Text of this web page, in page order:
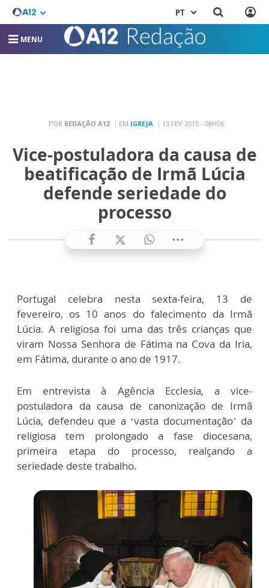
PT
MENU
POR REDAÇÃO A12 EM IGREJA 13 FEV 2015 - 08H56
Vice-postuladora da causa de
beatificação de Irmã Lúcia
defende seriedade do
processo
Portugal celebra nesta sexta-feira, 13 de
fevereiro, os 10 anos do falecimento da Irmã
Lúcia. A religiosa foi uma das três crianças que
viram Nossa Senhora de Fátima na Cova da Iria,
em Fátima, durante o ano de 1917.
Em entrevista à Agência Ecclesia, a vice-
postuladora da causa de canonização de Irmã
Lúcia, defendeu que a ‘vasta documentação’ da
religiosa tem prolongado a fase diocesana,
primeira etapa do processo, realçando a
seriedade deste trabalho.